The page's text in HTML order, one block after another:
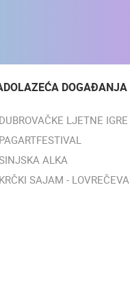
DOGAĐANJA
DUBROVAČKE LJETNE IGRE
PAGARTFESTIVAL
ALKA
KRČKI SAJAM - LOVREČEVA